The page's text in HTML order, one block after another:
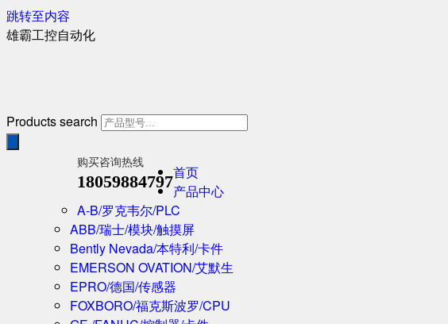
跳转至内容
雄霸工控自动化
Products search
购买咨询热线
18059884797首页
产品中心
A-B/罗克韦尔/PLC
ABB/瑞士/模块/触摸屏
Bently Nevada/本特利/卡件
EMERSON OVATION/艾默生
EPRO/德国/传感器
FOXBORO/福克斯波罗/CPU